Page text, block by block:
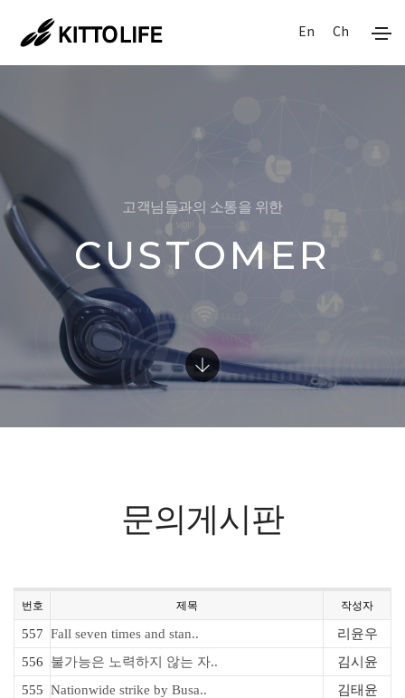
En Ch
고객님들과의 소통을 위한
CUSTOMER
문의게시판
번호 제목 작성자
557 Fall seven times and stan..
리윤우
556
불가능은 노력하지 않는 자..
김시윤
555 Nationwide strike by Busa..
김태윤